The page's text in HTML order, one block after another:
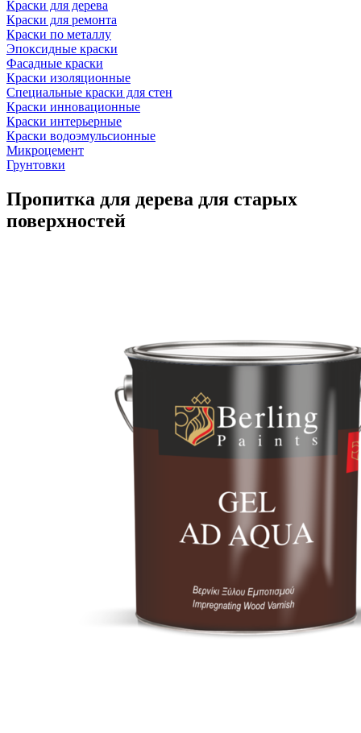
Краски для дерева
Краски для ремонта
Краски по металлу
Эпоксидные краски
Фасадные краски
Краски изоляционные
Специальные краски для стен
Краски инновационные
Краски интерьерные
Краски водоэмульсионные
Микроцемент
Грунтовки
Пропитка для дерева для старых
поверхностей